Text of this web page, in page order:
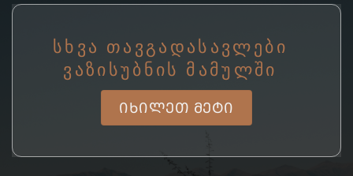
ᲡᲮᲕᲐ ᲗᲐᲕᲒᲐᲓᲐᲡᲐᲕᲚᲔᲑᲘ
ᲕᲐᲖᲘᲡᲣᲑᲜᲘᲡ ᲛᲐᲛᲣᲚᲨᲘ
ᲘᲮᲘᲚᲔᲗ ᲛᲔᲢᲘ